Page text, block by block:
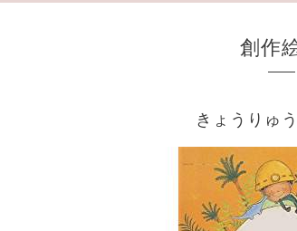
創作
きょうりゅ